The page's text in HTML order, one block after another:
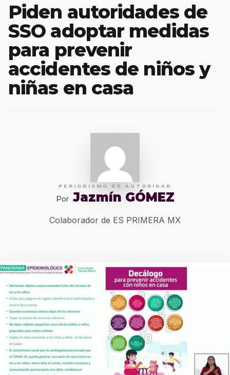
Piden autoridades de
SSO adoptar medidas
para prevenir
accidentes de niños y
niñas en casa
PERIODISMO DE AUTORIDAD
Por Jazmín GÓMEZ
Colaborador de ES PRIMERA MX